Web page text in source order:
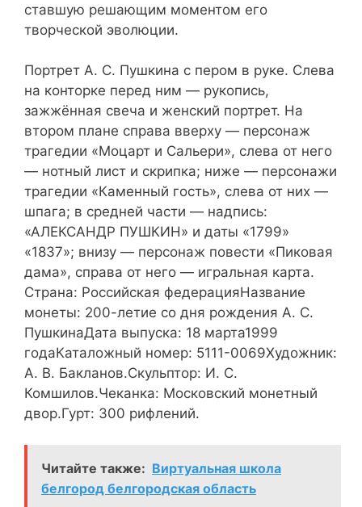
ставшую решающим моментом его
творческой эволюции.
Портрет А. С. Пушкина с пером в руке. Слева
на конторке перед ним — рукопись,
зажжённая свеча и женский портрет. На
втором плане справа вверху — персонаж
трагедии «Моцарт и Сальери», слева от него
— нотный лист и скрипка; ниже — персонажи
трагедии «Каменный гость», слева от них —
шпага; в средней части — надпись:
«АЛЕКСАНДР ПУШКИН» и даты «1799»
«1837»; внизу — персонаж повести «Пиковая
дама», справа от него — игральная карта.
Страна: Российская федерацияНазвание
монеты: 200-летие со дня рождения А. С.
ПушкинаДата выпуска: 18 марта1999
годаКаталожный номер: 5111-0069Художник:
А. В. Бакланов.Скульптор: И. С.
Комшилов.Чеканка: Московский монетный
двор.Гурт: 300 рифлений.
Читайте также: Виртуальная школа
белгород белгородская область